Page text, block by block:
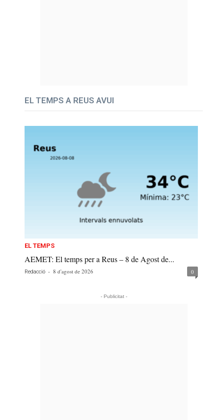
EL TEMPS A REUS AVUI
EL TEMPS
AEMET: El temps per a Reus – 8 de Agost de...
Redacció - 8 d'agost de 2026 0
- Publicitat -